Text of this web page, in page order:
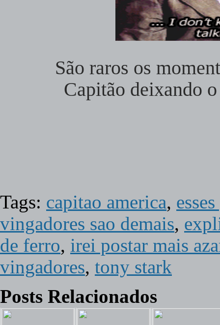
São raros os
Capitão deixando
Tags: capitao america,
vingadores sao demais,
de ferro, irei postar mais
vingadores, tony stark
Posts Relacionados